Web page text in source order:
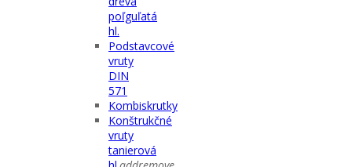
poľguľatá
hl.
Podstavcové
vruty
DIN
571
Kombiskrutky
Konštrukčné
vruty
tanierová